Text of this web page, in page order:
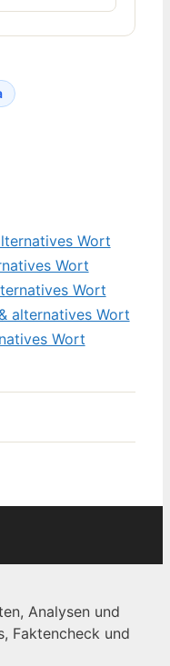
Wort
Wort
Wort
alternatives Wort
Wort
Analysen und
Faktencheck und